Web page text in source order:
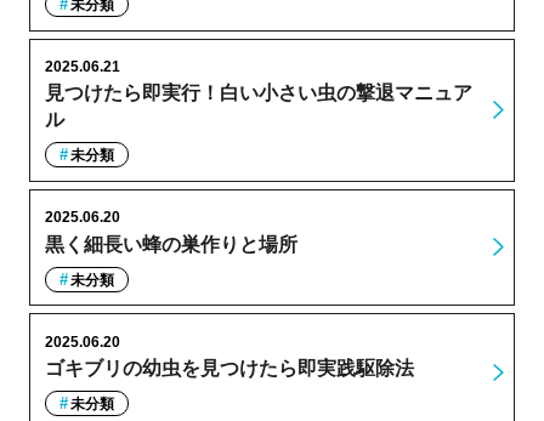
未分類
見つけたら即実行！白い小さい虫の撃退マニュア
ル
2025.06.21
未分類
黒く細長い蜂の巣作りと場所
2025.06.20
未分類
ゴキブリの幼虫を見つけたら即実践駆除法
2025.06.20
未分類